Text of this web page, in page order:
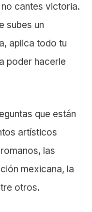
cantes victoria.
subes un
aplica todo tu
poder hacerle
que están
artísticos
las
mexicana, la
otros.